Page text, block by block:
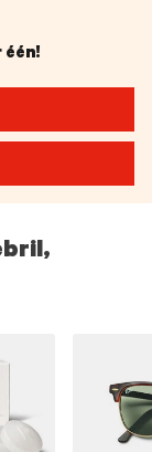
één!